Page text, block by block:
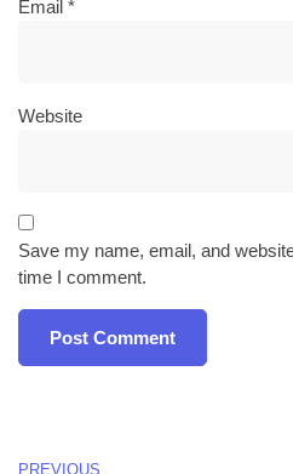
Email *
Website
Save my name, email, and
time I comment.
PREVIOUS